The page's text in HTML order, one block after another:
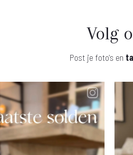
Volg
Post je foto's en